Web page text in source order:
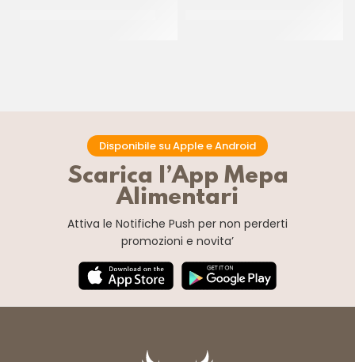
Disponibile su Apple e Android
Scarica l’App Mepa
Alimentari
Attiva le Notifiche Push per non perderti
promozioni e novita’